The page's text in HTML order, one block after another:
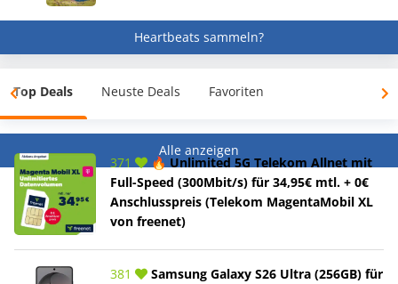
Heartbeats sammeln?
Top Deals Neuste Deals Favoriten
Alle anzeigen
371
🔥 Unlimited 5G Telekom Allnet mit
Full-Speed (300Mbit/s) für 34,95€ mtl. + 0€
Anschlusspreis (Telekom MagentaMobil XL
von freenet)
381
Samsung Galaxy S26 Ultra (256GB) für